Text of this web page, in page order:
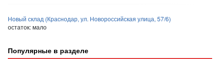
Новый склад (Краснодар, ул. Новороссийская улица, 57/6)
остаток:мало
Популярные в разделе